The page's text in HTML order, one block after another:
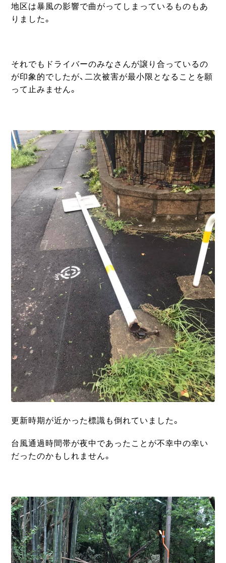
地区は暴風の影響で曲がってしまっているものもあ
りました。
それでもドライバーのみなさんが譲り合っているの
が印象的でしたが、二次被害が最小限となることを願
って止みません。
更新時期が近かった標識も倒れていました。
台風通過時間帯が夜中であったことが不幸中の幸い
だったのかもしれません。